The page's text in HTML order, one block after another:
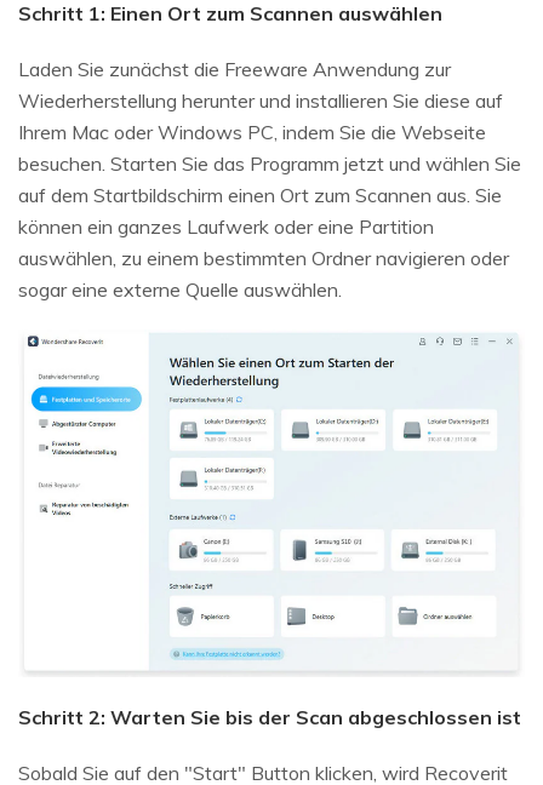
Schritt 1: Einen Ort zum Scannen auswählen
Laden Sie zunächst die Freeware Anwendung zur
Wiederherstellung herunter und installieren Sie diese auf
Ihrem Mac oder Windows PC, indem Sie die Webseite
besuchen. Starten Sie das Programm jetzt und wählen Sie
auf dem Startbildschirm einen Ort zum Scannen aus. Sie
können ein ganzes Laufwerk oder eine Partition
auswählen, zu einem bestimmten Ordner navigieren oder
sogar eine externe Quelle auswählen.
Schritt 2: Warten Sie bis der Scan abgeschlossen ist
Sobald Sie auf den "Start" Button klicken, wird Recoverit